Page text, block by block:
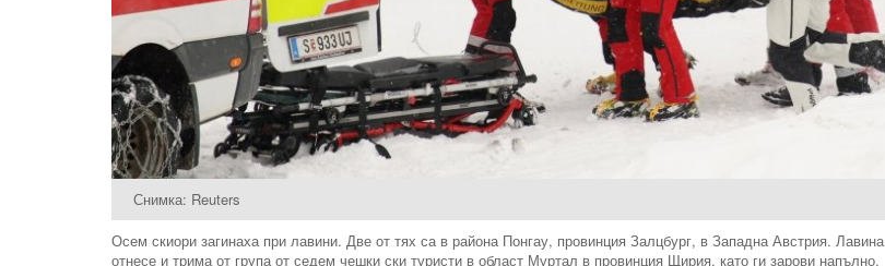
Снимка: Reuters
Осем скиори загинаха при лавини. Две от тях са в района Понгау, провинция Залцбург, в Западна Австрия. Лавина
отнесе и трима от група от седем чешки ски туристи в област Муртал в провинция Щирия, като ги зарови напълно,